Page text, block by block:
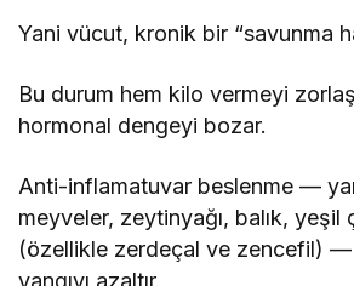
Yani vücut, kronik bir “savunma
Bu durum hem kilo vermeyi
hormonal dengeyi bozar.
Anti-inflamatuvar beslenme —
meyveler, zeytinyağı, balık, yeşil
(özellikle zerdeçal ve zencefil)
yangıyı azaltır.